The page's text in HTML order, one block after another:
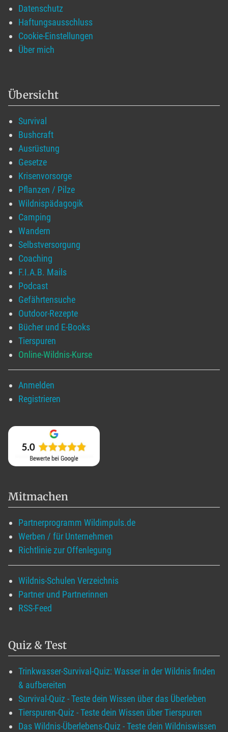
Datenschutz
Haftungsausschluss
Cookie-Einstellungen
Über mich
Übersicht
Survival
Bushcraft
Ausrüstung
Gesetze
Krisenvorsorge
Pflanzen / Pilze
Wildnispädagogik
Camping
Wandern
Selbstversorgung
Coaching
F.I.A.B. Mails
Podcast
Gefährtensuche
Outdoor-Rezepte
Bücher und E-Books
Tierspuren
Online-Wildnis-Kurse
Anmelden
Registrieren
Mitmachen
Partnerprogramm Wildimpuls.de
Werben / für Unternehmen
Richtlinie zur Offenlegung
Wildnis-Schulen Verzeichnis
Partner und Partnerinnen
RSS-Feed
Quiz & Test
Trinkwasser-Survival-Quiz: Wasser in der Wildnis finden
& aufbereiten
Survival-Quiz - Teste dein Wissen über das Überleben
Tierspuren-Quiz - Teste dein Wissen über Tierspuren
Das Wildnis-Überlebens-Quiz - Teste dein Wildniswissen